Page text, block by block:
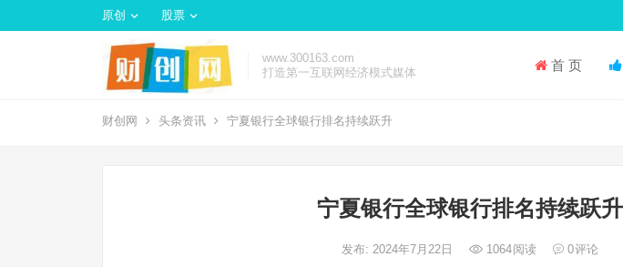
原创 股票
www.300163.com
打造第一互联网经济模式媒体
首 页
财创网 头条资讯 宁夏银行全球银行排名持续跃升
宁夏银行全球银行排名持续跃升
发布: 2024年7月22日 1064阅读 0评论